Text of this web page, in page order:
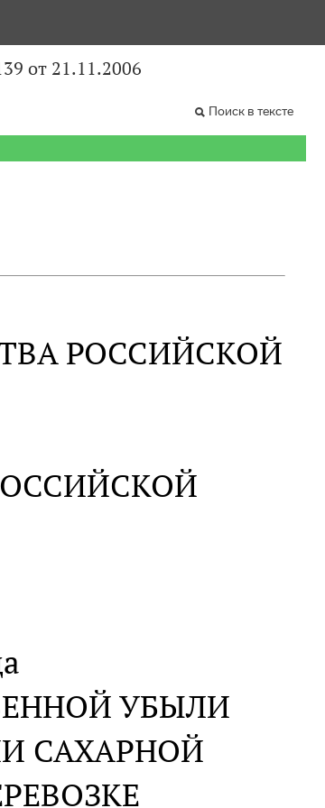
от 21.11.2006
Поиск в тексте
РОССИЙСКОЙ
УБЫЛИ
САХАРНОЙ